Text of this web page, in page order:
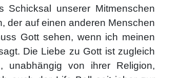
unserer Mitmenschen
der auf einen anderen Menschen
Gott sehen, wenn ich meinen
Die Liebe zu Gott ist zugleich
unabhängig von ihrer Religion,